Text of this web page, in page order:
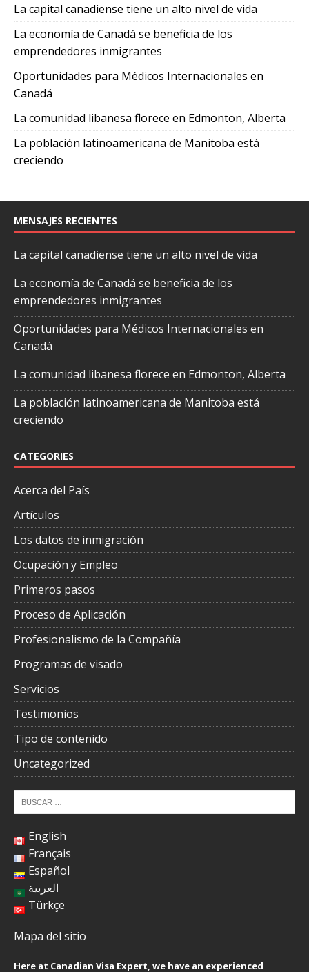
La capital canadiense tiene un alto nivel de vida
La economía de Canadá se beneficia de los
emprendedores inmigrantes
Oportunidades para Médicos Internacionales en
Canadá
La comunidad libanesa florece en Edmonton, Alberta
La población latinoamericana de Manitoba está
creciendo
MENSAJES RECIENTES
La capital canadiense tiene un alto nivel de vida
La economía de Canadá se beneficia de los
emprendedores inmigrantes
Oportunidades para Médicos Internacionales en
Canadá
La comunidad libanesa florece en Edmonton, Alberta
La población latinoamericana de Manitoba está
creciendo
CATEGORIES
Acerca del País
Artículos
Los datos de inmigración
Ocupación y Empleo
Primeros pasos
Proceso de Aplicación
Profesionalismo de la Compañía
Programas de visado
Servicios
Testimonios
Tipo de contenido
Uncategorized
English
Français
Español
العربية
Türkçe
Mapa del sitio
Here at Canadian Visa Expert, we have an experienced